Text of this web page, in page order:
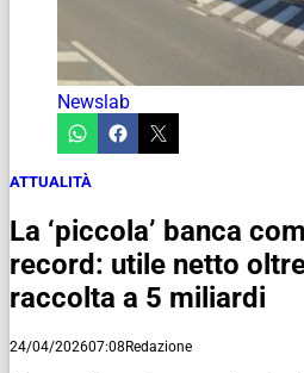
Newslab
ATTUALITÀ
La ‘piccola’ banca
record: utile netto
raccolta a 5 miliardi
24/04/202607:08Redazione